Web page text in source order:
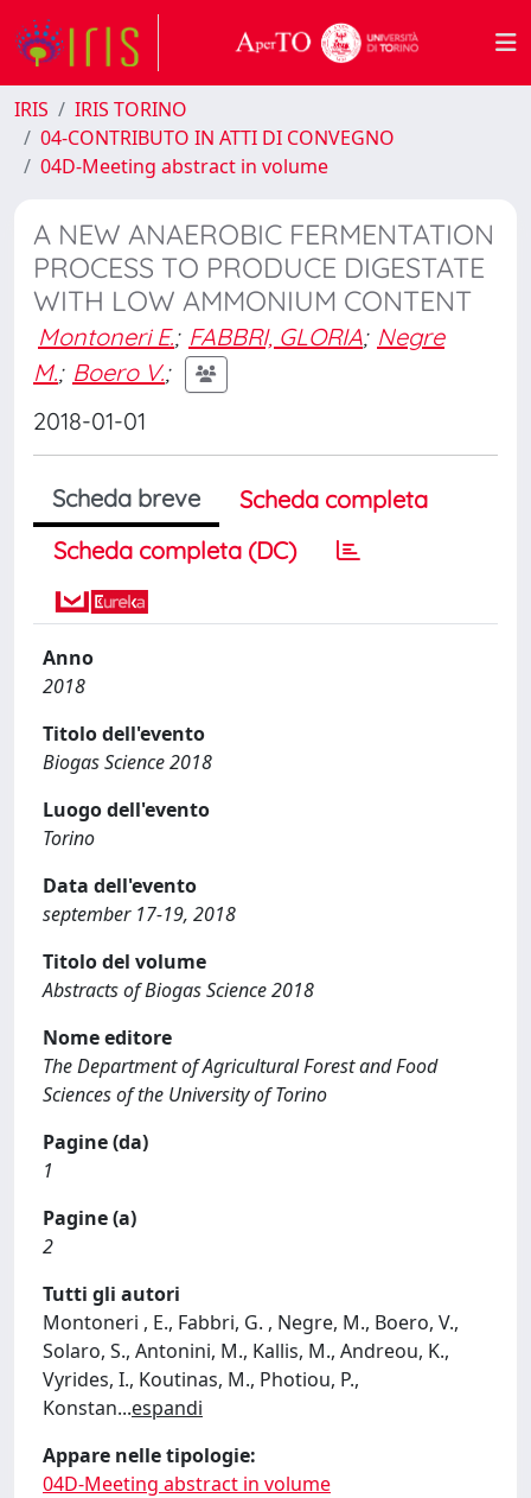
IRIS
IRIS TORINO
04-CONTRIBUTO IN ATTI DI CONVEGNO
04D-Meeting abstract in volume
A NEW ANAEROBIC FERMENTATION
PROCESS TO PRODUCE DIGESTATE
WITH LOW AMMONIUM CONTENT
Montoneri E.; FABBRI, GLORIA; Negre
M.; Boero V.;
2018-01-01
Scheda breve
Scheda completa
Scheda completa (DC)
Anno
2018
Titolo dell'evento
Biogas Science 2018
Luogo dell'evento
Torino
Data dell'evento
september 17-19, 2018
Titolo del volume
Abstracts of Biogas Science 2018
Nome editore
The Department of Agricultural Forest and Food
Sciences of the University of Torino
Pagine (da)
1
Pagine (a)
2
Tutti gli autori
Montoneri , E., Fabbri, G. , Negre, M., Boero, V.,
Solaro, S., Antonini, M., Kallis, M., Andreou, K.,
Vyrides, I., Koutinas, M., Photiou, P.,
Konstan...espandi
Appare nelle tipologie:
04D-Meeting abstract in volume